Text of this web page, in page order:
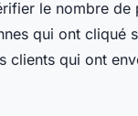
le nombre de
qui ont
qui ont